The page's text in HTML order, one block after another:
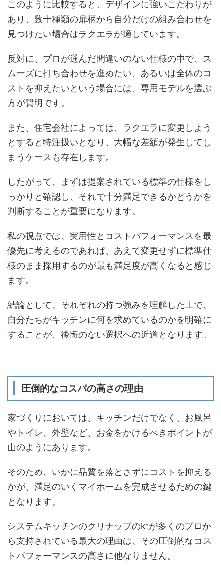
このように比較すると、デザインに強いこだわりが
あり、数十種類の扉柄から自分だけの組み合わせを
見つけたい場合はラクエラが適しています。
反対に、プロが選んだ間違いのない仕様の中で、ス
ムーズに打ち合わせを進めたい、あるいは全体のコ
ストを抑えたいという場合には、専用モデルを選ぶ
方が賢明です。
また、住宅会社によっては、ラクエラに変更しよう
とすると特注扱いとなり、大幅な差額が発生してし
まうケースも存在します。
したがって、まずは提案されている標準の仕様をし
っかりと確認し、それで十分満足できるかどうかを
判断することが重要になります。
私の視点では、実用性とコストパフォーマンスを最
優先に考えるのであれば、あえて変更せずに標準仕
様のまま採用するのが最も満足度が高くなると感じ
ます。
結論として、それぞれの持つ強みを理解した上で、
自分たちがキッチンに何を求めているのかを明確に
することが、後悔のない選択への近道となります。
圧倒的なコスパの高さの理由
家づくりにおいては、キッチンだけでなく、お風呂
やトイレ、外壁など、お金をかけるべきポイントが
山のようにあります。
そのため、いかに品質を落とさずにコストを抑える
かが、満足のいくマイホームを完成させるための鍵
となります。
システムキッチンのクリナップのktが多くのプロか
ら支持されている最大の理由は、その圧倒的なコス
トパフォーマンスの高さに他なりません。